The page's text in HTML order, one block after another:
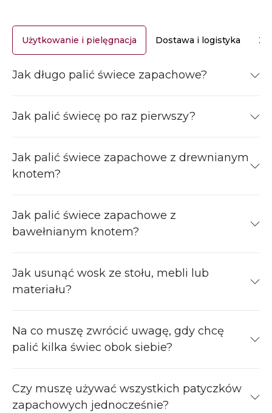
Użytkowanie i pielęgnacja Dostawa i logistyka
Jak długo palić świece zapachowe?
Jak palić świecę po raz pierwszy?
Jak palić świece zapachowe z drewnianym
knotem?
Jak palić świece zapachowe z
bawełnianym knotem?
Jak usunąć wosk ze stołu, mebli lub
materiału?
Na co muszę zwrócić uwagę, gdy chcę
palić kilka świec obok siebie?
Czy muszę używać wszystkich patyczków
zapachowych jednocześnie?